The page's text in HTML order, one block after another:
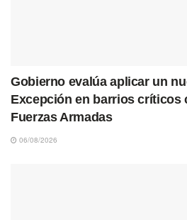
Gobierno evalúa aplicar un
Excepción en barrios críticos
Fuerzas Armadas
06/08/2026